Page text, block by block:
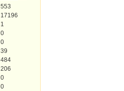
553
17196
1
0
0
39
484
206
0
0